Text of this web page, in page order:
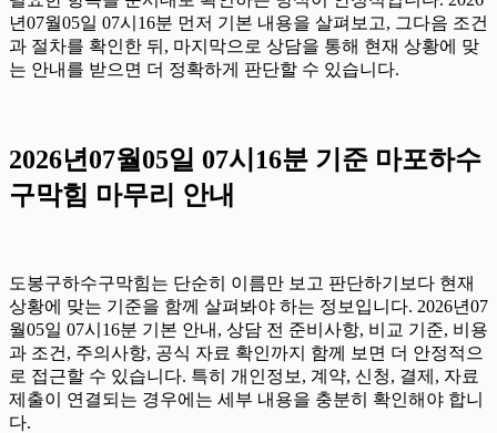
년07월05일 07시16분 먼저 기본 내용을 살펴보고, 그다음 조건
과 절차를 확인한 뒤, 마지막으로 상담을 통해 현재 상황에 맞
는 안내를 받으면 더 정확하게 판단할 수 있습니다.
2026년07월05일 07시16분 기준 마포하수
구막힘 마무리 안내
도봉구하수구막힘는 단순히 이름만 보고 판단하기보다 현재
상황에 맞는 기준을 함께 살펴봐야 하는 정보입니다. 2026년07
월05일 07시16분 기본 안내, 상담 전 준비사항, 비교 기준, 비용
과 조건, 주의사항, 공식 자료 확인까지 함께 보면 더 안정적으
로 접근할 수 있습니다. 특히 개인정보, 계약, 신청, 결제, 자료
제출이 연결되는 경우에는 세부 내용을 충분히 확인해야 합니
다.